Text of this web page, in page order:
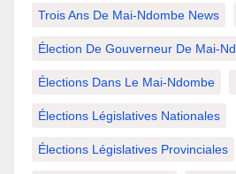
Trois Ans De Mai-Ndombe News
Élection De Gouverneur De Mai-
Élections Dans Le Mai-Ndombe
Élections Législatives Nationales
Élections Législatives Provinciales